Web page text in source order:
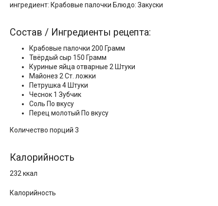
ингредиент: Крабовые палочки Блюдо: Закуски
Состав / Ингредиенты рецепта:
Крабовые палочки 200 Грамм
Твёрдый сыр 150 Грамм
Куриные яйца отварные 2 Штуки
Майонез 2 Ст. ложки
Петрушка 4 Штуки
Чеснок 1 Зубчик
Соль По вкусу
Перец молотый По вкусу
Количество порций 3
Калорийность
232 ккал
Калорийность